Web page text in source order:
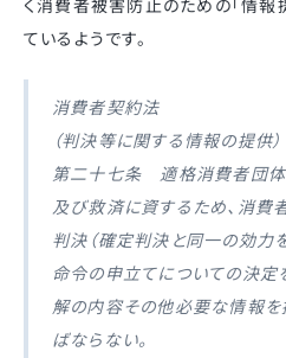
く消費者被害防止のための「情報
ているようです。
消費者契約法
（判決等に関する情報の提供）
第二十七条 適格消費者団体
及び救済に資するため、消費
判決（確定判決と同一の効力
命令の申立てについての決定
解の内容その他必要な情報
ばならない。